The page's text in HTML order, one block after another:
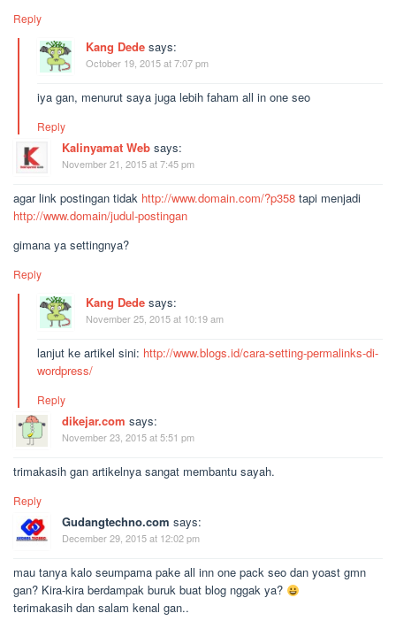
Reply
Kang Dede says:
October 19, 2015 at 7:07 pm
iya gan, menurut saya juga lebih faham all in one seo
Reply
Kalinyamat Web says:
November 21, 2015 at 7:45 pm
agar link postingan tidak http://www.domain.com/?p358 tapi menjadi
http://www.domain/judul-postingan
gimana ya settingnya?
Reply
Kang Dede says:
November 25, 2015 at 10:19 am
lanjut ke artikel sini: http://www.blogs.id/cara-setting-permalinks-di-
wordpress/
Reply
dikejar.com says:
November 23, 2015 at 5:51 pm
trimakasih gan artikelnya sangat membantu sayah.
Reply
Gudangtechno.com says:
December 29, 2015 at 12:02 pm
mau tanya kalo seumpama pake all inn one pack seo dan yoast gmn
gan? Kira-kira berdampak buruk buat blog nggak ya?
terimakasih dan salam kenal gan..